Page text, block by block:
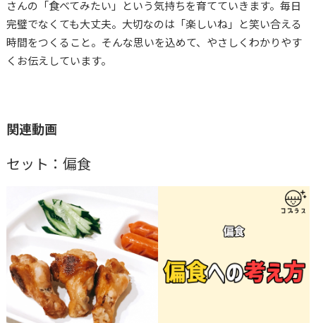
さんの「食べてみたい」という気持ちを育てていきます。毎日
完璧でなくても大丈夫。大切なのは「楽しいね」と笑い合える
時間をつくること。そんな思いを込めて、やさしくわかりやす
くお伝えしています。
関連動画
セット：偏食